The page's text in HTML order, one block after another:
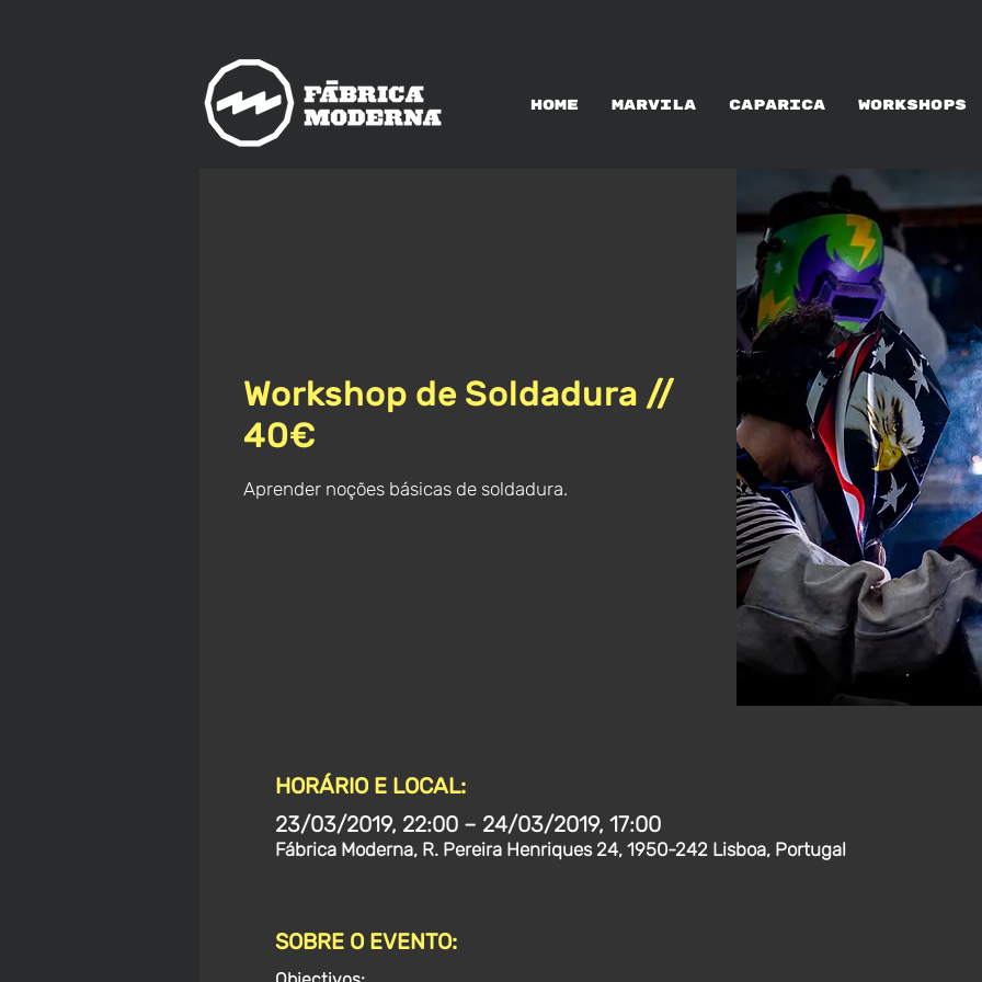
HOME MARVILA CAPARICA WORKSHOPS
Workshop de Soldadura //
40€
Aprender noções básicas de soldadura.
HORÁRIO E LOCAL:
23/03/2019, 22:00 – 24/03/2019, 17:00
Fábrica Moderna, R. Pereira Henriques 24, 1950-242 Lisboa, Portugal
SOBRE O EVENTO: